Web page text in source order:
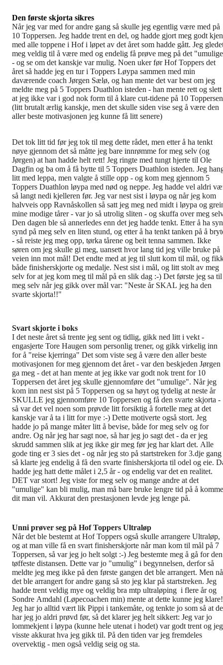
Den første skjorta sikres
Når jeg var med for andre gang så skulle jeg egentlig være med på
10 Toppersen. Jeg hadde trent en del, og hadde gjort meg godt
med alle toppene i Hof i løpet av det året som hadde gått. Jeg
meg veldig til å være med og endelig få prøve meg på det
- og se om det kanskje var mulig. Noen uker før Hof Toppers det
året så hadde jeg en tur i Toppers Løypa sammen med min
daværende coach Jørgen Sælø, og han mente det var best om jeg
meldte meg på 5 Toppers Duathlon isteden - han mente rett og slett
at jeg ikke var i god nok form til å klare cut-tidene på 10 Toppersen
(litt brutalt ærlig kanskje, men det skulle siden vise seg å være den
aller beste motivasjonen jeg kunne få litt senere)
Det tok litt tid før jeg tok til meg dette rådet, men etter å ha tenkt
nøye gjennom det så måtte jeg bare innrømme for meg selv (og
Jørgen) at han hadde helt rett! Jeg ringte med tungt hjerte til Ole
Dagfin og ba om å få bytte til 5 Toppers Duathlon isteden. Jeg
litt med leppa, men valgte å stille opp - og kom meg gjennom 5
Toppers Duathlon løypa med nød og neppe. Jeg hadde vel aldri
så langt nedi kjelleren før. Jeg var nest sist i løypa og når jeg kom
halvveis opp Ravnåskollen så satt jeg meg ned midt i løypa og
mine modige tårer - var jo så utrolig sliten - og skuffa over meg
Den dagen ble så annerledes enn det jeg hadde tenkt. Etter å ha
synd på meg selv en liten stund, og etter å ha tenkt tanken på å
- så reiste jeg meg opp, tørka tårene og beit tenna sammen. Ikke
søren om jeg skulle gi meg, uansett hvor lang tid jeg ville bruke på
veien inn mot mål! Det endte med at jeg til slutt kom til mål, og
både finisherskjorte og medalje. Nest sist i mål, og litt stolt av meg
selv for at jeg kom meg til mål på en slik dag :-) Det første jeg sa til
meg selv når jeg gikk over mål var: "Neste år SKAL jeg ha den
svarte skjorta!!"
Svart skjorte i boks
I det neste året så trente jeg sent og tidlig, gikk ned litt i vekt -
engasjerte Tore Haugen som personlig trener, og gikk virkelig inn
for å "reise kjerringa" Det som viste seg å være den aller beste
motivasjonen for meg gjennom det året - var den beskjeden Jørgen
ga meg - det at han mente at jeg ikke var godt nok trent for 10
Toppersen det året jeg skulle gjennomføre det "umulige". Når jeg
kom inn nest sist på 5 Toppersen og sa høyt og tydelig at neste år
SKULLE jeg gjennomføre 10 Toppersen og få den svarte skjorta -
så var det vel noen som prøvde litt forsiktig å fortelle meg at det
kanskje var å ta i litt for mye :-) Dette motiverte også stort. Jeg
hadde jo på mange måter litt å bevise, både for meg selv og for
andre. Og når jeg har sagt noe, så har jeg jo sagt det - da er jeg
skrudd sammen slik at jeg ikke gir meg før jeg har klart det. Alle
gode ting er 3 sies det - og når jeg sto på startstreken for 3.dje gang
så klarte jeg endelig å få den svarte finisherskjorta til odel og eie.
hadde jeg hatt dette målet i 2,5 år - og endelig var det en realitet.
DET var stort! Jeg viste for meg selv og mange andre at det
"umulige" kan bli mulig, man må bare bruke lengre tid på å komme
dit man vil. Akkurat den prestasjonen levde jeg lenge på.
Unni prøver seg på Hof Toppers Ultraløp
Når det ble bestemt at Hof Toppers også skulle arrangere Ultraløp,
og at man ville få en svart finisherskjorte når man kom til mål på 7
Toppersen, så var jeg jo helt solgt :-) Jeg bestemte meg å gå for den
tøffeste distansen. Dette var jo "umulig" i begynnelsen, derfor så
meldte jeg meg ikke på den første gangen det ble arrangert. Men
det ble arrangert for andre gang så sto jeg klar på startstreken. Jeg
hadde trent veldig mye og veldig bra mtp ultraløping i flere år og
Sondre Amdahl (Løpecoachen min) mente at dette kunne jeg klare!
Jeg har jo alltid vært lik Pippi i tankemåte, og tenkte jo som så at
har jeg jo aldri prøvd før, så det klarer jeg helt sikkert: Jeg var jo
lommekjent i løypa (kunne hele utenat i hodet) var godt trent og jeg
visste akkurat hva jeg gikk til. På den tiden var jeg fremdeles
overvektig - men også veldig seig og sta.